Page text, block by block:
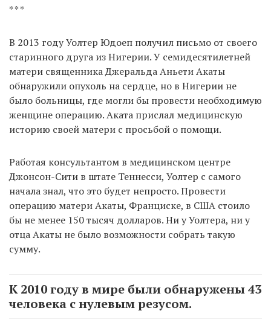
* * *
В 2013 году Уолтер Юдоеп получил письмо от своего
старинного друга из Нигерии. У семидесятилетней
матери священника Джеральда Аньети Акаты
обнаружили опухоль на сердце, но в Нигерии не
было больницы, где могли бы провести необходимую
женщине операцию. Аката прислал медицинскую
историю своей матери с просьбой о помощи.
Работая консультантом в медицинском центре
Джонсон-Сити в штате Теннесси, Уолтер с самого
начала знал, что это будет непросто. Провести
операцию матери Акаты, Франциске, в США стоило
бы не менее 150 тысяч долларов. Ни у Уолтера, ни у
отца Акаты не было возможности собрать такую
сумму.
К 2010 году в мире были обнаружены 43
человека с нулевым резусом.